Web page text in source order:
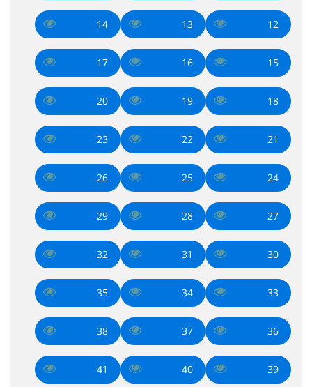
12
13
14
15
16
17
18
19
20
21
22
23
24
25
26
27
28
29
30
31
32
33
34
35
36
37
38
39
40
41